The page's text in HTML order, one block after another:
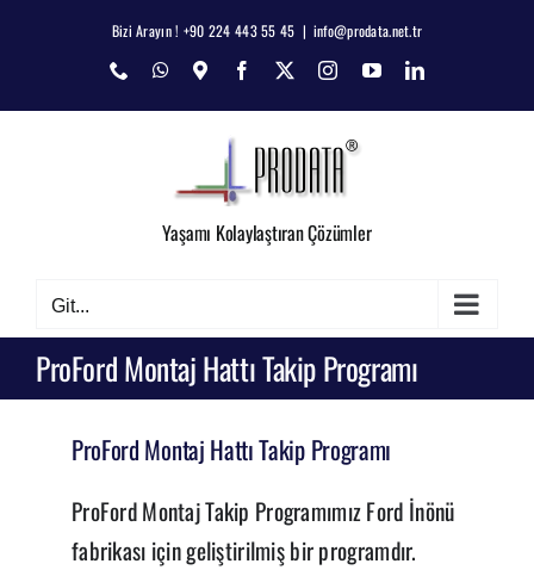
Bizi Arayın ! +90 224 443 55 45 | info@prodata.net.tr
Phone WhatsApp
Map Facebook Instagram
YouTubeLinkedIn
Yaşamı Kolaylaştıran Çözümler
Git...
ProFord Montaj Hattı Takip Programı
ProFord Montaj Hattı Takip Programı
ProFord Montaj Takip Programımız Ford İnönü
fabrikası için geliştirilmiş bir programdır.